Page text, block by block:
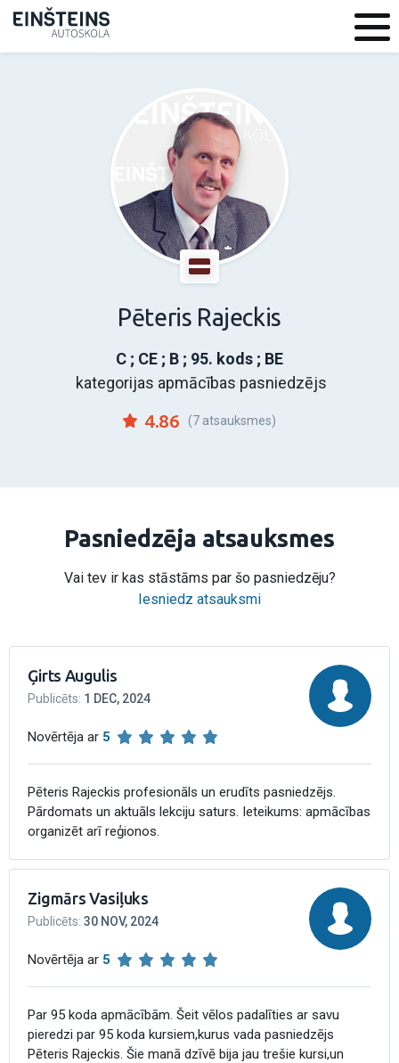
Pēteris Rajeckis
C ; CE ; B ; 95. kods ; BE
kategorijas apmācības pasniedzējs
4.86 (7 atsauksmes)
Pasniedzēja atsauksmes
Vai tev ir kas stāstāms par šo pasniedzēju?
Iesniedz atsauksmi
Ģirts Augulis
Publicēts: 1 DEC, 2024
Novērtēja ar 5
Pēteris Rajeckis profesionāls un erudīts pasniedzējs.
Pārdomats un aktuāls lekciju saturs. Ieteikums: apmācības
organizēt arī reģionos.
Zigmārs Vasiļuks
Publicēts: 30 NOV, 2024
Novērtēja ar 5
Par 95 koda apmācībām. Šeit vēlos padalīties ar savu
pieredzi par 95 koda kursiem,kurus vada pasniedzējs
Pēteris Rajeckis. Šie manā dzīvē bija jau trešie kursi,un